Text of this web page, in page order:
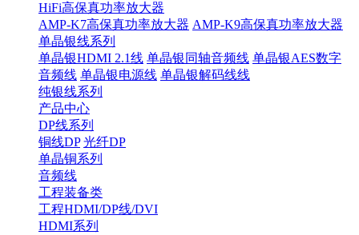
HiFi高保真功率放大器
AMP-K7高保真功率放大器 AMP-K9高保真功率放大器
单晶银线系列
单晶银HDMI 2.1线 单晶银同轴音频线 单晶银AES数字
音频线 单晶银电源线 单晶银解码线线
纯银线系列
产品中心
DP线系列
铜线DP 光纤DP
单晶铜系列
音频线
工程装备类
工程HDMI/DP线/DVI
HDMI系列